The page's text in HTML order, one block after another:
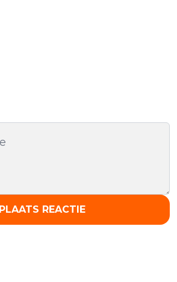
PLAATS REACTIE